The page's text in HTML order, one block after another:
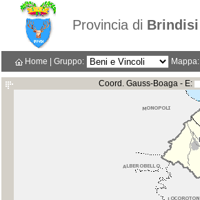
Provincia di Brindisi
Home Gruppo: Mappa:
Coord. Gauss-Boaga - E: